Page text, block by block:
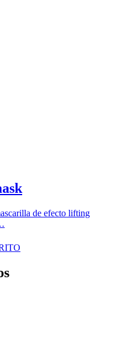
de efecto lifting